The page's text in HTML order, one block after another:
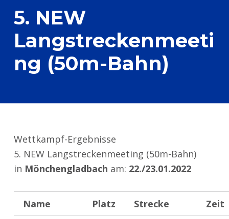
5. NEW
Langstreckenmeeti
ng (50m-Bahn)
Wettkampf-Ergebnisse
5. NEW Langstreckenmeeting (50m-Bahn)
in Mönchengladbach am: 22./23.01.2022
Name Platz Strecke
Zeit